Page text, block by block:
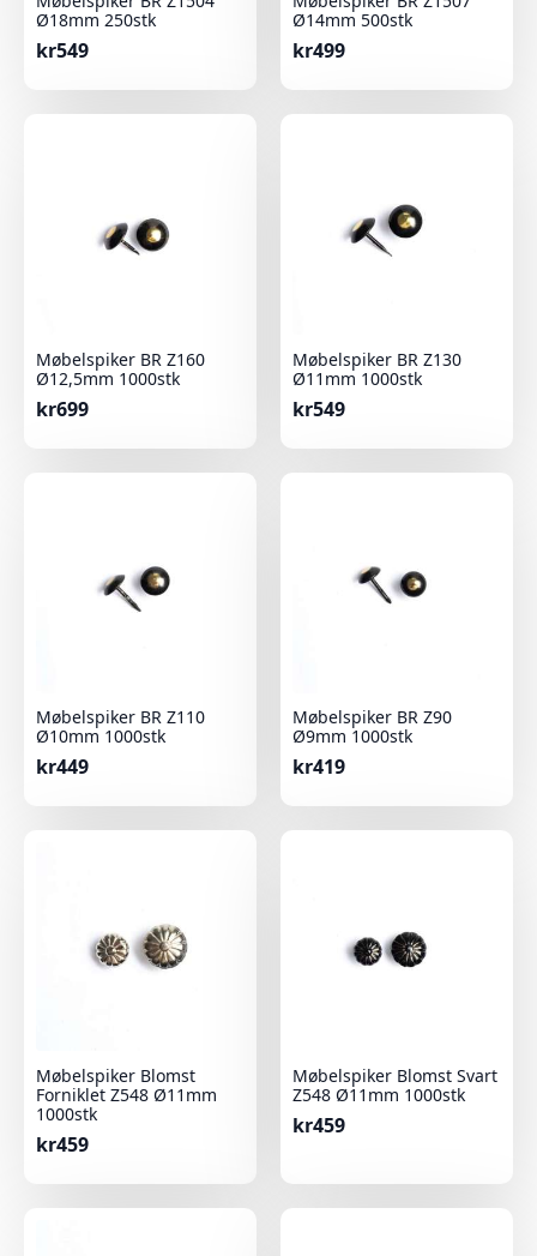
Ø18mm 250stk
kr549
Ø14mm 500stk
kr499
Møbelspiker BR Z160
Ø12,5mm 1000stk
kr699
Møbelspiker BR Z130
Ø11mm 1000stk
kr549
Møbelspiker BR Z110
Ø10mm 1000stk
kr449
Møbelspiker BR Z90
Ø9mm 1000stk
kr419
Møbelspiker Blomst
Forniklet Z548 Ø11mm
1000stk
kr459
Møbelspiker Blomst Svart
Z548 Ø11mm 1000stk
kr459